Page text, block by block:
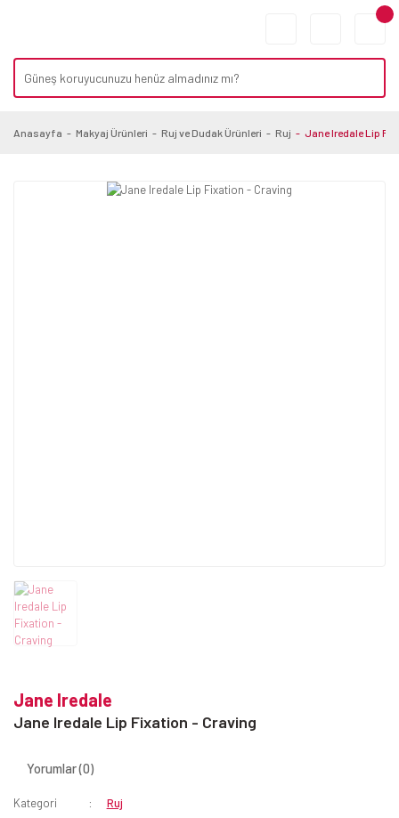
Anasayfa Makyaj Ürünleri Ruj ve Dudak Ürünleri Ruj Jane Iredale Lip
Jane Iredale
Jane Iredale Lip Fixation - Craving
Yorumlar (0)
Kategori
Ruj